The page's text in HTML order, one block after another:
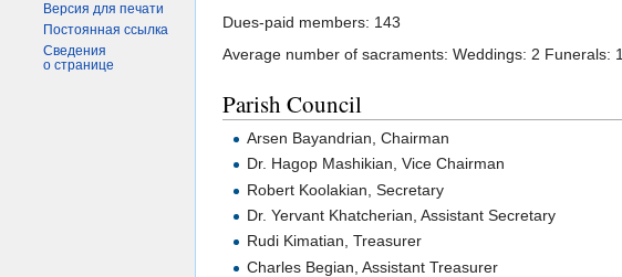
Dues-paid members: 143
Average number of sacraments: Weddings: 2 Funerals: 1
Parish Council
Arsen Bayandrian, Chairman
Dr. Hagop Mashikian, Vice Chairman
Robert Koolakian, Secretary
Dr. Yervant Khatcherian, Assistant Secretary
Rudi Kimatian, Treasurer
Charles Begian, Assistant Treasurer
Версия для печати
Постоянная ссылка
Сведения
о странице